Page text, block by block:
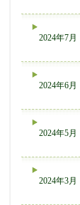
2024年7月
2024年6月
2024年5月
2024年3月